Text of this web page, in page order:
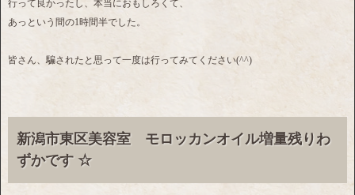
行って良かったし、本当におもしろくて、
あっという間の1時間半でした。
皆さん、騙されたと思って一度は行ってみてください(⁠^⁠^⁠)
新潟市東区美容室 モロッカンオイル増量残りわ
ずかです ☆